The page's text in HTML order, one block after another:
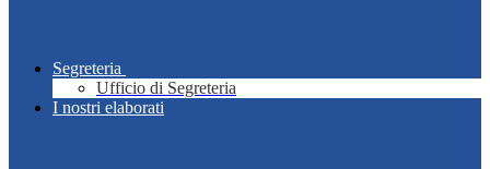
Segreteria
Ufficio di Segreteria
I nostri elaborati